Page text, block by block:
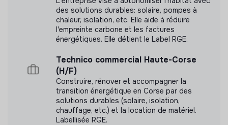
des solutions durables: solaire, pompes à
chaleur, isolation, etc. Elle aide à réduire
l'empreinte carbone et les factures
énergétiques. Elle détient le Label RGE.
Technico commercial Haute-Corse
(H/F)
Construire, rénover et accompagner la
transition énergétique en Corse par des
solutions durables (solaire, isolation,
chauffage, etc.) et la location de matériel.
Labellisée RGE.